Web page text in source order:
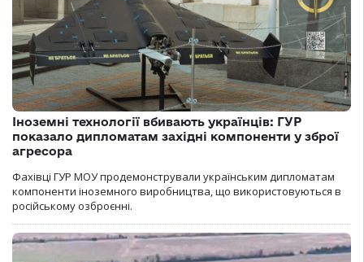
Іноземні технології вбивають українців: ГУР
показало дипломатам західні компоненти у зброї
агресора
Фахівці ГУР МОУ продемонстрували українським дипломатам
компоненти іноземного виробництва, що використовуються в
російському озброєнні.